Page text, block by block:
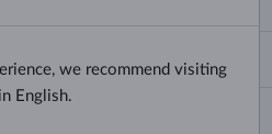
we recommend visiting
English.